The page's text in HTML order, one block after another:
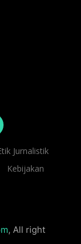
Jurnalistik
Kebijakan
, All right